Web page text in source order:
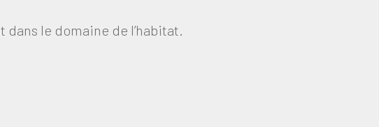
le domaine de l’habitat.